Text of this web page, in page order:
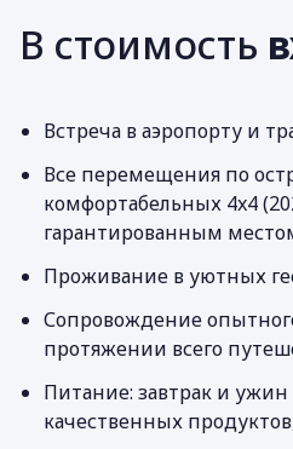
В стоимость
Встреча в аэропорту и
Все перемещения по
комфортабельных 4x4
гарантированным
Проживание в уютных
Сопровождение
протяжении всего
Питание: завтрак и
качественных